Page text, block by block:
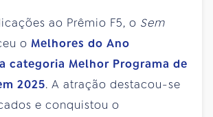
ao Prêmio F5, o Sem
o Melhores do Ano
categoria Melhor Programa de
2025. A atração destacou-se
e conquistou o